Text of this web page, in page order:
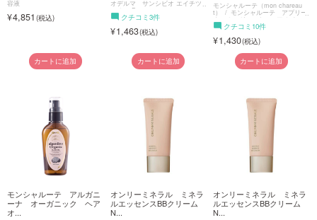
容液
4,851
カートに追加
オデルマ サンシビオ エイチツ
ーオー D
クチコミ3件
1,463
カートに追加
モンシャルーテ（mon chareau
t） モンシャルーテ アプリー
ナ オーガニック ヘアオイル
クチコミ10件
1,430
カートに追加
モンシャルーテ アルガニ
ーナ オーガニック ヘア
オ...
オンリーミネラル ミネラ
ルエッセンスBBクリーム
N...
オンリーミネラル ミネラ
ルエッセンスBBクリーム
N...